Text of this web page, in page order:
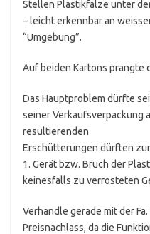
Stellen Plastikfalze unter
– leicht erkennbar an
“Umgebung”.
Auf beiden Kartons prangte
Das Hauptproblem dürfte
seiner Verkaufsverpackung
resultierenden
Erschütterungen dürften
1. Gerät bzw. Bruch der
keinesfalls zu verrosteten
Verhandle gerade mit der
Preisnachlass, da die